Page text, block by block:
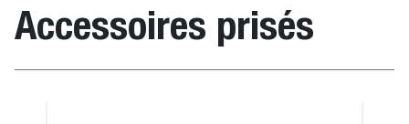
Accessoires prisés